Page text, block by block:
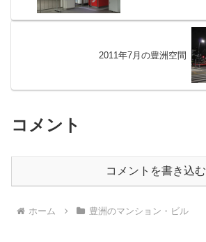
2011年7月の豊洲空間
コメント
コメントを書き込む
ホーム 豊洲のマンション・ビル